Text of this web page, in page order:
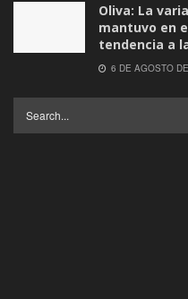
Oliva: La
mantuvo en
tendencia a
6 DE AGOSTO